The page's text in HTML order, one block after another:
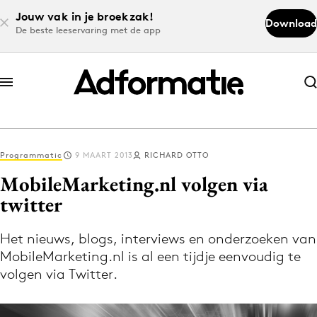
Jouw vak in je broekzak!
De beste leeservaring met de app
Download
Abonneer nu
Abonneer nu
Log in
Volg het laatste nieuws via de Adformatie
Nieuws app
Programmatic 9 MAART 2013 RICHARD OTTO
MobileMarketing.nl volgen via
twitter
Het nieuws, blogs, interviews en onderzoeken van
MobileMarketing.nl is al een tijdje eenvoudig te
volgen via Twitter.